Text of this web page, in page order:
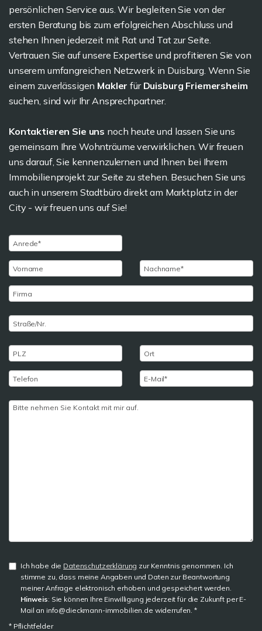
persönlichen Service aus. Wir begleiten Sie von der
ersten Beratung bis zum erfolgreichen Abschluss und
stehen Ihnen jederzeit mit Rat und Tat zur Seite.
Vertrauen Sie auf unsere Expertise und profitieren Sie von
unserem umfangreichen Netzwerk in Duisburg. Wenn Sie
einem zuverlässigen Maklerfür Duisburg Friemersheim
suchen, sind wir Ihr Ansprechpartner.
Kontaktieren Sie uns noch heute und lassen Sie uns
gemeinsam Ihre Wohnträume verwirklichen. Wir freuen
uns darauf, Sie kennenzulernen und Ihnen bei Ihrem
Immobilienprojekt zur Seite zu stehen. Besuchen Sie uns
auch in unserem Stadtbüro direkt am Marktplatz in der
City - wir freuen uns auf Sie!
Ich habe die Datenschutzerklärung zur Kenntnis genommen. Ich
stimme zu, dass meine Angaben und Daten zur Beantwortung
meiner Anfrage elektronisch erhoben und gespeichert werden.
Hinweis: Sie können Ihre Einwilligung jederzeit für die Zukunft per E-
Mail an info@dieckmann-immobilien.de widerrufen. *
* Pflichtfelder